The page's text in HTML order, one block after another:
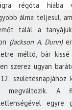
régóta hiába
álma teljesül,
talál a
(Jackson A. Dunn)
méltó, bár
szerez ugyan
születésnapjához
megváltozik. A
egyre